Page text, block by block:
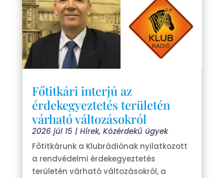
Főtitkári interjú az
érdekegyeztetés területén
várható változásokról
2026 júl 15 | Hírek, Közérdekű ügyek
Főtitkárunk a Klubrádiónak nyilatkozott
a rendvédelmi érdekegyeztetés
területén várható változásokról, a